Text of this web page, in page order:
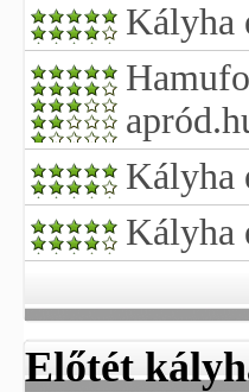
Kályha
Kályha
Kályha
Előtét